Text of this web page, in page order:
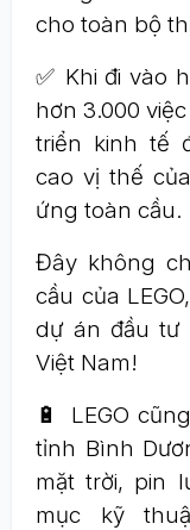
cho toàn bộ
✅ Khi đi vào
hơn 3.000
triển kinh tế
cao vị thế
ứng toàn cầu.
Đây không
cầu của
dự án đầu tư
Việt Nam!
🔋 LEGO
tỉnh Bình
mặt trời, pin
mục kỹ